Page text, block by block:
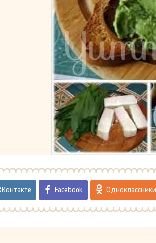
Facebook Одноклассники